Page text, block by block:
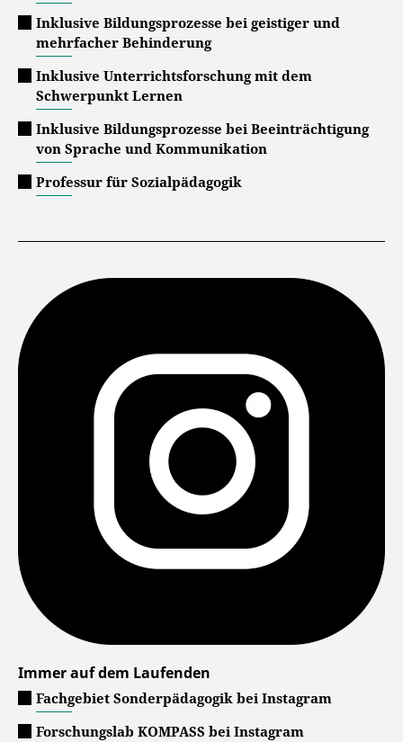
Inklusive Bildungsprozesse bei geistiger und
mehrfacher Behinderung
Inklusive Unterrichtsforschung mit dem
Schwerpunkt Lernen
Inklusive Bildungsprozesse bei Beeinträchtigung
von Sprache und Kommunikation
Professur für Sozialpädagogik
Immer auf dem Laufenden
Fachgebiet Sonderpädagogik bei Instagram
Forschungslab KOMPASS bei Instagram